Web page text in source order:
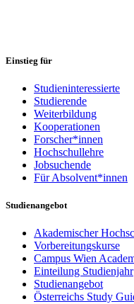
Einstieg für
Studieninteressierte
Studierende
Weiterbildung
Kooperationen
Forscher*innen
Hochschullehre
Jobsuchende
Für Absolvent*innen
Studienangebot
Akademischer
Vorbereitungskurse
Campus Wien
Einteilung Studienjahr
Studienangebot
Österreichs Study